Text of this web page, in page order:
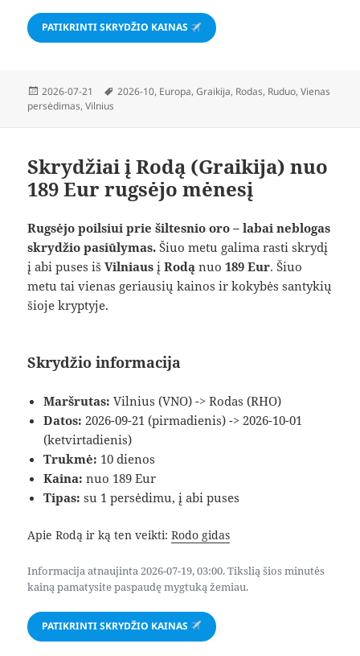
PATIKRINTI SKRYDŽIO KAINAS
Paskelbta
2026-07-21 Žymos
2026-10, Europa,Graikija, Rodas, Ruduo,Vienas
persėdimas,Vilnius
Skrydžiai į Rodą (Graikija) nuo
189 Eur rugsėjo mėnesį
Rugsėjo poilsiui prie šiltesnio oro – labai neblogas
skrydžio pasiūlymas. Šiuo metu galima rasti skrydį
į abi puses išVilniaus įRodą nuo189 Eur. Šiuo
metu tai vienas geriausių kainos ir kokybės santykių
šioje kryptyje.
Skrydžio informacija
Maršrutas: Vilnius (VNO) -> Rodas (RHO)
Datos: 2026-09-21 (pirmadienis) -> 2026-10-01
(ketvirtadienis)
Trukmė: 10 dienos
Kaina: nuo 189 Eur
Tipas: su 1 persėdimu, į abi puses
Apie Rodą ir ką ten veikti:Rodo gidas
Informacija atnaujinta 2026-07-19, 03:00. Tikslią šios minutės
kainą pamatysite paspaudę mygtuką žemiau.
PATIKRINTI SKRYDŽIO KAINAS